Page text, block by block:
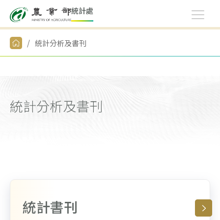
統計處
統計分析及書刊
統計分析及書刊
統計書刊